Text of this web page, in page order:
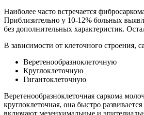
Наиболее часто встречается
Приблизительно у 10-12% больных
без дополнительных характеристик.
В зависимости от клеточного строения,
Веретенообразноклеточную
Круглоклеточную
Гигантоклеточную
Веретенообразноклеточная саркома
круглоклеточная, она быстро